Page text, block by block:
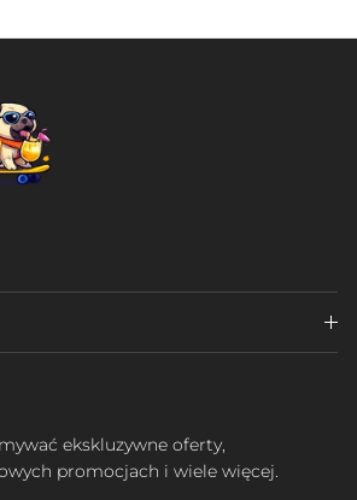
ekskluzywne oferty,
promocjach i wiele więcej.